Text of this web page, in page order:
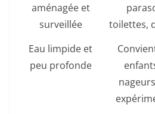
aménagée et
surveillée
toilettes,
Eau limpide et
peu profonde